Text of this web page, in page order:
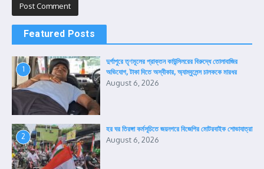
Featured Posts
1
দুর্গাপুরে তৃণমূলের প্রাক্তন কাউন্সিলরের বিরুদ্ধে তোলাবাজির
অভিযোগ, টাকা দিতে অস্বীকার, অ্যাম্বুলেন্স চালককে মারধর
August 6, 2026
2
হর ঘর তিরঙ্গা কর্মসূচিতে জয়নগরে বিজেপির মোটরবাইক শোভাযাত্রা
August 6, 2026